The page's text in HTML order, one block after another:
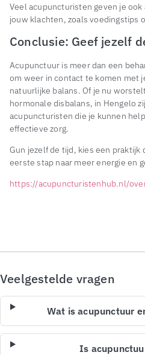
Veel acupuncturisten geven je
jouw klachten, zoals voedingstips
Conclusie: Geef jezelf
Acupunctuur is meer dan een
om weer in contact te komen met
natuurlijke balans. Of je nu
hormonale disbalans, in Hengelo
acupuncturisten die je kunnen
effectieve zorg.
Gun jezelf de tijd, kies een praktijk
eerste stap naar meer energie en
https://acupuncturistenhub.nl/
Veelgestelde vragen
Wat is acupunctuur
Is